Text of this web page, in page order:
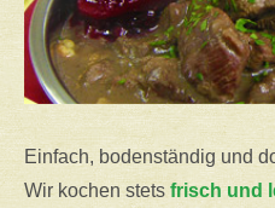
Einfach, bodenständig und
Wir kochen stets frisch und